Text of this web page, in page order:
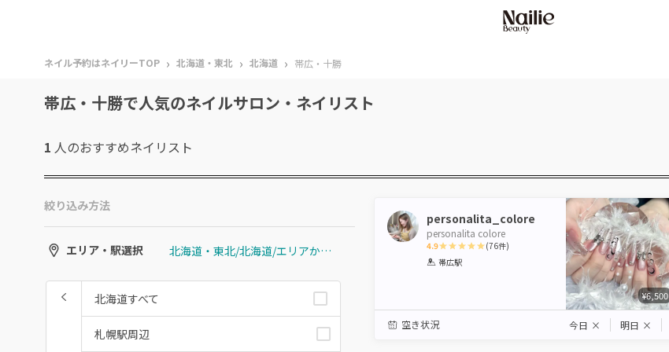
ネイル予約はネイリーTOP › 北海道・東北 › 北海道 › 帯広・十勝
帯広・十勝で人気のネイルサロン・ネイリスト
1 人のおすすめネイリスト
絞り込み方法
エリア・駅選択 北海道・東北/北海道/エリアから選ぶ/帯広・十勝
北海道すべて
札幌駅周辺
personalita_colore
personalita colore
4.9
1 2 3
(76件)
帯広駅
¥6,500
空き状況 今日 × 明日 ×